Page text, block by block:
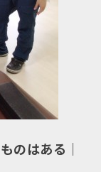
のはある｜